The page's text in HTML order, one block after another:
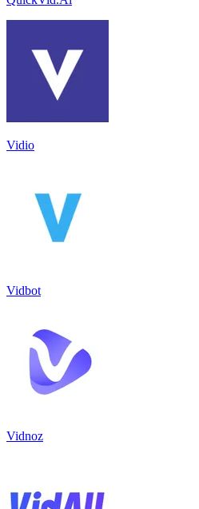
Vidio
Vidbot
Vidnoz